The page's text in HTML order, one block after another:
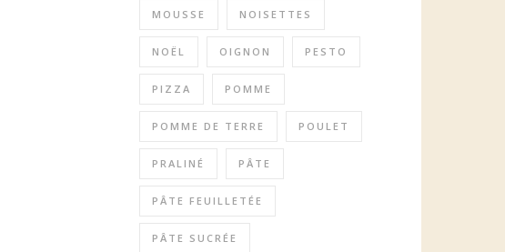
MOUSSE NOISETTES
NOËL OIGNON PESTO
PIZZA POMME
POMME DE TERRE POULET
PRALINÉ PÂTE
PÂTE FEUILLETÉE
PÂTE SUCRÉE